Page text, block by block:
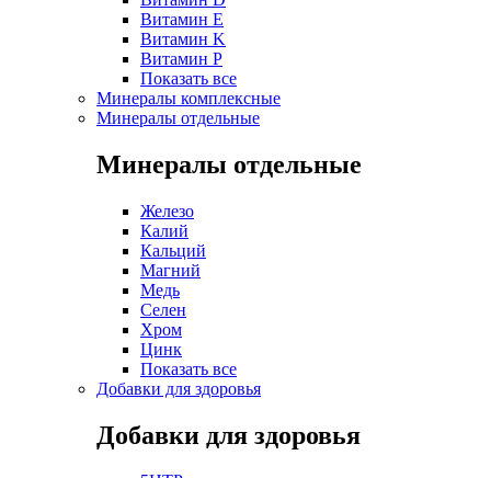
Витамин E
Витамин K
Витамин P
Показать все
Минералы комплексные
Минералы отдельные
Минералы отдельные
Железо
Калий
Кальций
Магний
Медь
Селен
Хром
Цинк
Показать все
Добавки для здоровья
Добавки для здоровья